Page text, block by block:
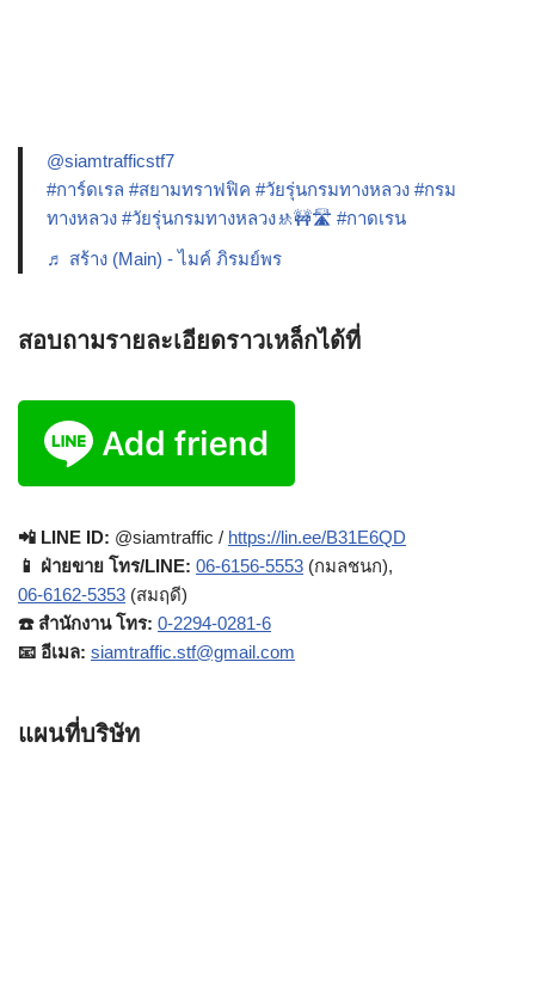
@siamtrafficstf7
#การ์ดเรล #สยามทราฟฟิค #วัยรุ่นกรมทางหลวง #กรม
ทางหลวง #วัยรุ่นกรมทางหลวง🚸🚧🛣️ #กาดเรน
♬ สร้าง (Main) - ไมค์ ภิรมย์พร
สอบถามรายละเอียดราวเหล็กได้ที่
📲 LINE ID: @siamtraffic / https://lin.ee/B31E6QD
📱 ฝ่ายขาย โทร/LINE: 06-6156-5553 (กมลชนก),
06-6162-5353 (สมฤดี)
☎️ สำนักงาน โทร: 0-2294-0281-6
📧 อีเมล: siamtraffic.stf@gmail.com
แผนที่บริษัท